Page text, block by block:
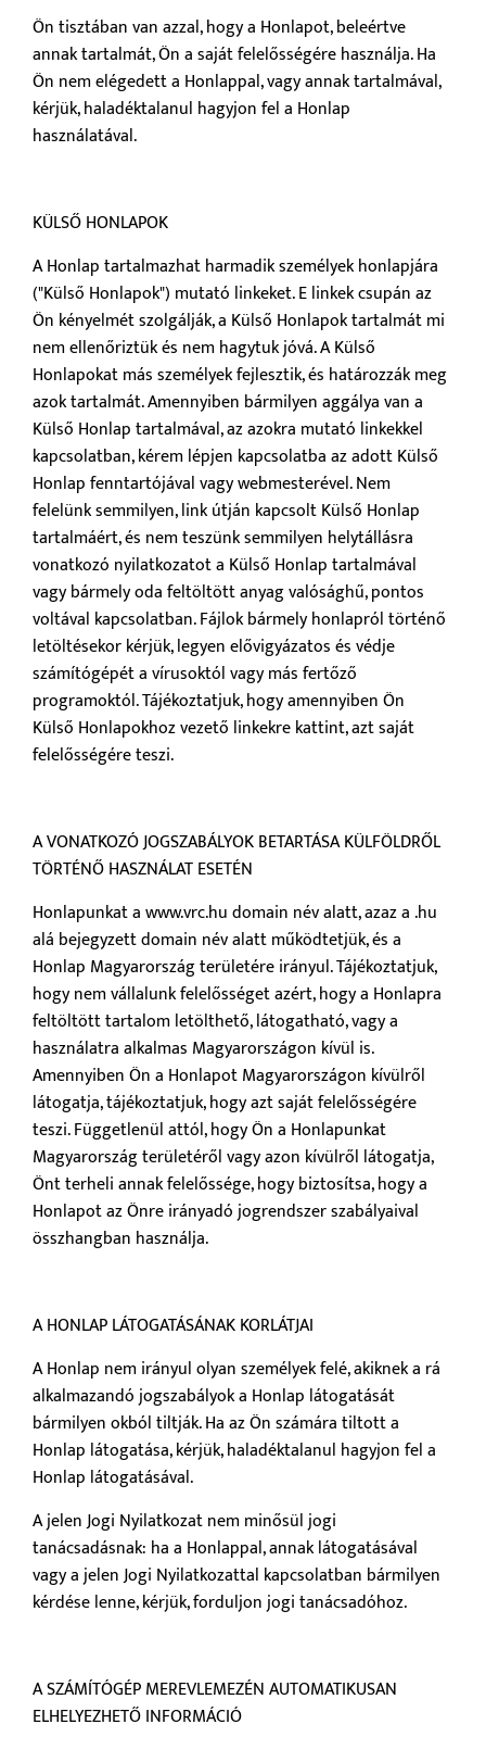
Ön tisztában van azzal, hogy a Honlapot, beleértve
annak tartalmát, Ön a saját felelősségére használja. Ha
Ön nem elégedett a Honlappal, vagy annak tartalmával,
kérjük, haladéktalanul hagyjon fel a Honlap
használatával.
KÜLSŐ HONLAPOK
A Honlap tartalmazhat harmadik személyek honlapjára
("Külső Honlapok") mutató linkeket. E linkek csupán az
Ön kényelmét szolgálják, a Külső Honlapok tartalmát mi
nem ellenőriztük és nem hagytuk jóvá. A Külső
Honlapokat más személyek fejlesztik, és határozzák meg
azok tartalmát. Amennyiben bármilyen aggálya van a
Külső Honlap tartalmával, az azokra mutató linkekkel
kapcsolatban, kérem lépjen kapcsolatba az adott Külső
Honlap fenntartójával vagy webmesterével. Nem
felelünk semmilyen, link útján kapcsolt Külső Honlap
tartalmáért, és nem teszünk semmilyen helytállásra
vonatkozó nyilatkozatot a Külső Honlap tartalmával
vagy bármely oda feltöltött anyag valósághű, pontos
voltával kapcsolatban. Fájlok bármely honlapról történő
letöltésekor kérjük, legyen elővigyázatos és védje
számítógépét a vírusoktól vagy más fertőző
programoktól. Tájékoztatjuk, hogy amennyiben Ön
Külső Honlapokhoz vezető linkekre kattint, azt saját
felelősségére teszi.
A VONATKOZÓ JOGSZABÁLYOK BETARTÁSA KÜLFÖLDRŐL
TÖRTÉNŐ HASZNÁLAT ESETÉN
Honlapunkat a www.vrc.hu domain név alatt, azaz a .hu
alá bejegyzett domain név alatt működtetjük, és a
Honlap Magyarország területére irányul. Tájékoztatjuk,
hogy nem vállalunk felelősséget azért, hogy a Honlapra
feltöltött tartalom letölthető, látogatható, vagy a
használatra alkalmas Magyarországon kívül is.
Amennyiben Ön a Honlapot Magyarországon kívülről
látogatja, tájékoztatjuk, hogy azt saját felelősségére
teszi. Függetlenül attól, hogy Ön a Honlapunkat
Magyarország területéről vagy azon kívülről látogatja,
Önt terheli annak felelőssége, hogy biztosítsa, hogy a
Honlapot az Önre irányadó jogrendszer szabályaival
összhangban használja.
A HONLAP LÁTOGATÁSÁNAK KORLÁTJAI
A Honlap nem irányul olyan személyek felé, akiknek a rá
alkalmazandó jogszabályok a Honlap látogatását
bármilyen okból tiltják. Ha az Ön számára tiltott a
Honlap látogatása, kérjük, haladéktalanul hagyjon fel a
Honlap látogatásával.
A jelen Jogi Nyilatkozat nem minősül jogi
tanácsadásnak: ha a Honlappal, annak látogatásával
vagy a jelen Jogi Nyilatkozattal kapcsolatban bármilyen
kérdése lenne, kérjük, forduljon jogi tanácsadóhoz.
A SZÁMÍTÓGÉP MEREVLEMEZÉN AUTOMATIKUSAN
ELHELYEZHETŐ INFORMÁCIÓ